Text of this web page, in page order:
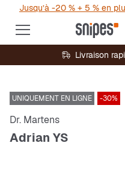
Jusqu’à -20 % + 5 % en
Livraison
UNIQUEMENT EN LIGNE -30%
Dr. Martens
Adrian YS